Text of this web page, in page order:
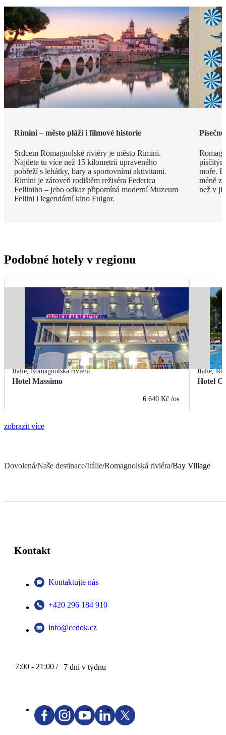
Rimini – město pláží i filmové historie
Srdcem Romagnolské riviéry je město Rimini.
Najdete tu více než 15 kilometrů upraveného
pobřeží s lehátky, bary a sportovními aktivitami.
Rimini je zároveň rodištěm režiséra Federica
Felliniho – jeho odkaz připomíná moderní Muzeum
Fellini i legendární kino Fulgor.
moře.
méně
než v
Podobné hotely v regionu
Itálie,Romagnolská riviéra
Hotel Massimo
6 640 Kč /os.
Itálie,
Hotel
zobrazit více
Dovolená/Naše destinace/Itálie/Romagnolská riviéra/Bay Village
Kontakt
Kontaktujte nás
+420 296 184 910
info@cedok.cz
7:00 - 21:00 / 7 dní v týdnu